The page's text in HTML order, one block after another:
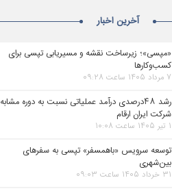
آخرین اخبار
«مپسی»؛ زیرساخت نقشه و مسیریابی تپسی برای
کسب‌وکارها
۷ مرداد ۱۴۰۵ ساعت ۰۹:۲۸
رشد ۴۸درصدی درآمد عملیاتی نسبت به دوره مشابه
شرکت ایران ارقام
۱ تیر ۱۴۰۵ ساعت ۱۰:۰۸
توسعه سرویس «باهمسفر» تپسی به سفرهای
بین‌شهری
۳۱ خرداد ۱۴۰۵ ساعت ۰۹:۰۳